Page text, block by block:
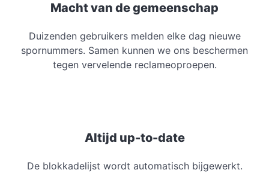
Macht van de gemeenschap
Duizenden gebruikers melden elke dag nieuwe
spornummers. Samen kunnen we ons beschermen
tegen vervelende reclameoproepen.
Altijd up-to-date
De blokkadelijst wordt automatisch bijgewerkt.